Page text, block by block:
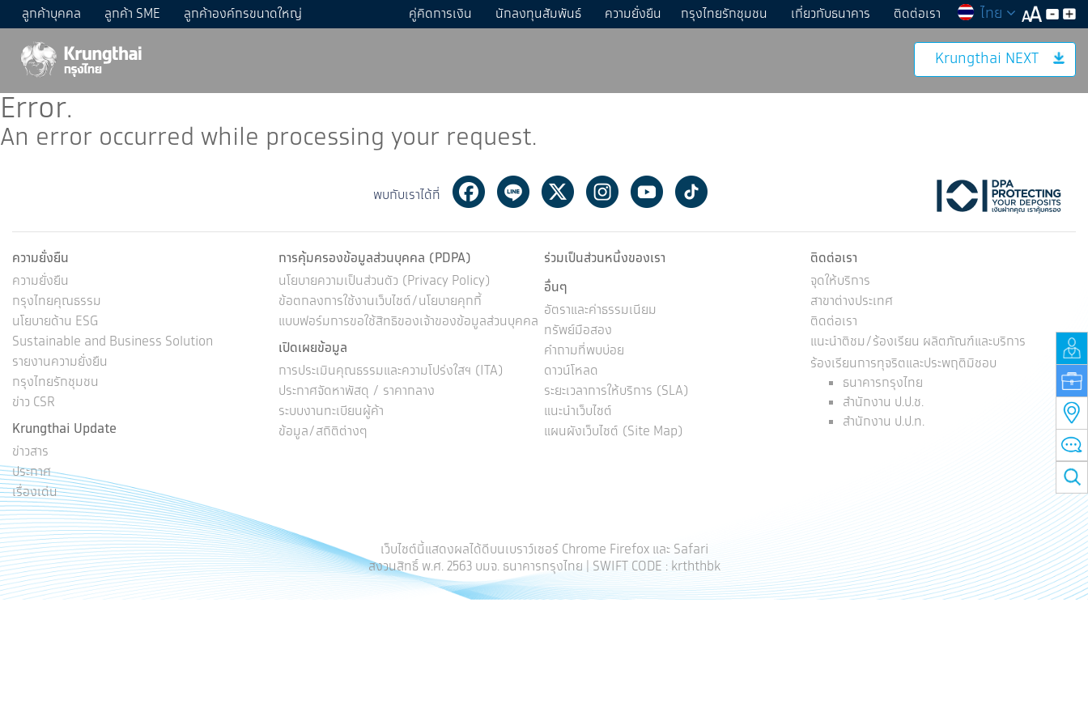
ลูกค้าบุคคล ลูกค้า SME ลูกค้าองค์กรขนาดใหญ่ คู่คิดการเงิน นักลงทุนสัมพันธ์ ความยั่งยืน กรุงไทยรักชุมชน เกี่ยวกับธนาคาร ติดต่อเรา ไทย
Krungthai NEXT
Error.
An error occurred while processing your request.
พบกับเราได้ที่ Facebook
Line TwitterInstagram
YoutubeTiktok
ความยั่งยืน
ความยั่งยืน
กรุงไทยคุณธรรม
นโยบายด้าน ESG
Sustainable and Business Solution
รายงานความยั่งยืน
กรุงไทยรักชุมชน
ข่าว CSR
Krungthai Update
ข่าวสาร
ประกาศ
เรื่องเด่น
การคุ้มครองข้อมูลส่วนบุคคล (PDPA)
นโยบายความเป็นส่วนตัว (Privacy Policy)
ข้อตกลงการใช้งานเว็บไซต์/นโยบายคุกกี้
แบบฟอร์มการขอใช้สิทธิของเจ้าของข้อมูลส่วนบุคคล
เปิดเผยข้อมูล
การประเมินคุณธรรมและความโปร่งใสฯ (ITA)
ประกาศจัดหาพัสดุ / ราคากลาง
ระบบงานทะเบียนผู้ค้า
ข้อมูล/สถิติต่างๆ
ร่วมเป็นส่วนหนึ่งของเรา
อื่นๆ
อัตราและค่าธรรมเนียม
ทรัพย์มือสอง
คำถามที่พบบ่อย
ดาวน์โหลด
ระยะเวลาการให้บริการ (SLA)
แนะนำเว็บไซต์
แผนผังเว็บไซต์ (Site Map)
ติดต่อเรา
จุดให้บริการ
สาขาต่างประเทศ
ติดต่อเรา
แนะนำติชม/ร้องเรียน ผลิตภัณฑ์และบริการ
ร้องเรียนการทุจริตและประพฤติมิชอบ
ธนาคารกรุงไทย
สำนักงาน ป.ป.ช.
สำนักงาน ป.ป.ท.
เว็บไซต์นี้แสดงผลได้ดีบนเบราว์เซอร์ Chrome Firefox และ Safari
สงวนสิทธิ์ พ.ศ. 2563 บมจ. ธนาคารกรุงไทย | SWIFT CODE : krththbk